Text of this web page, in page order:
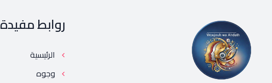
روابط مفيدة
الرئيسية
وجوه